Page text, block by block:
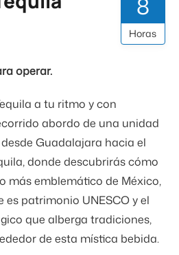
Horas
operar.
a tu ritmo y con
abordo de una unidad
Guadalajara hacia el
donde descubrirás cómo
más emblemático de México,
es patrimonio UNESCO y el
que alberga tradiciones,
de esta mística bebida.